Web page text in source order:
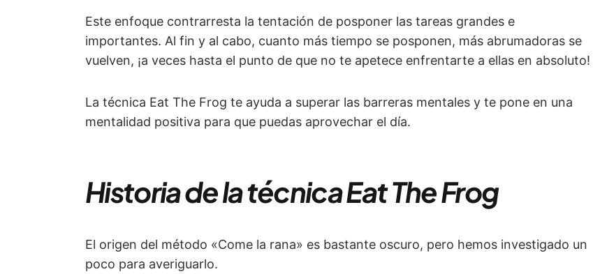
Este enfoque contrarresta la tentación de posponer las tareas grandes e
importantes. Al fin y al cabo, cuanto más tiempo se posponen, más abrumadoras se
vuelven, ¡a veces hasta el punto de que no te apetece enfrentarte a ellas en absoluto!
La técnica Eat The Frog te ayuda a superar las barreras mentales y te pone en una
mentalidad positiva para que puedas aprovechar el día.
Historia de la técnica Eat The Frog
El origen del método «Come la rana» es bastante oscuro, pero hemos investigado un
poco para averiguarlo.